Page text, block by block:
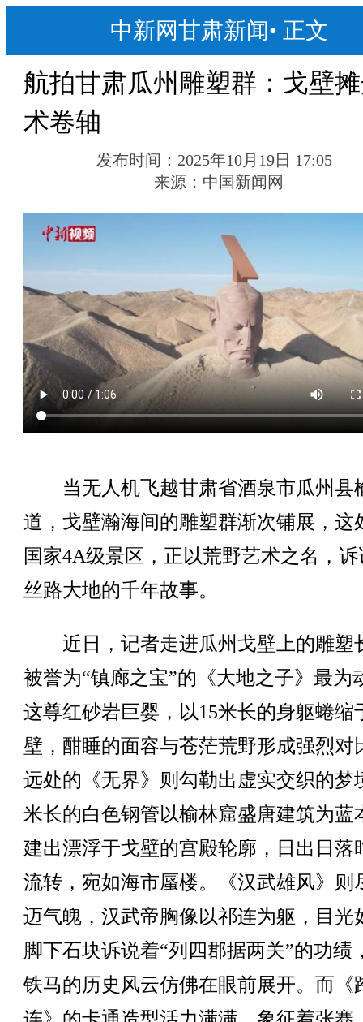
中新网甘肃新闻• 正文
航拍甘肃瓜州雕塑群：戈壁
术卷轴
发布时间： 2025年10月19日 17:05
来源： 中国新闻网
当无人机飞越甘肃省酒泉市瓜州县
道，戈壁瀚海间的雕塑群渐次铺展，这
国家4A级景区，正以荒野艺术之名，诉
丝路大地的千年故事。
近日，记者走进瓜州戈壁上的雕塑
被誉为“镇廊之宝”的《大地之子》最为
这尊红砂岩巨婴，以15米长的身躯蜷缩
壁，酣睡的面容与苍茫荒野形成强烈对
远处的《无界》则勾勒出虚实交织的梦
米长的白色钢管以榆林窟盛唐建筑为蓝
建出漂浮于戈壁的宫殿轮廓，日出日落
流转，宛如海市蜃楼。《汉武雄风》则
迈气魄，汉武帝胸像以祁连为躯，目光
脚下石块诉说着“列四郡据两关”的功绩
铁马的历史风云仿佛在眼前展开。而《